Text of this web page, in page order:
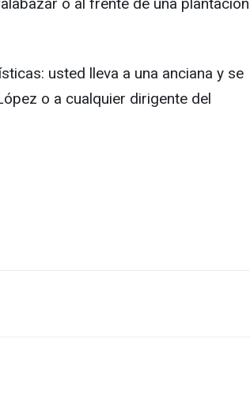
usted lleva a una anciana y se
o a cualquier dirigente del